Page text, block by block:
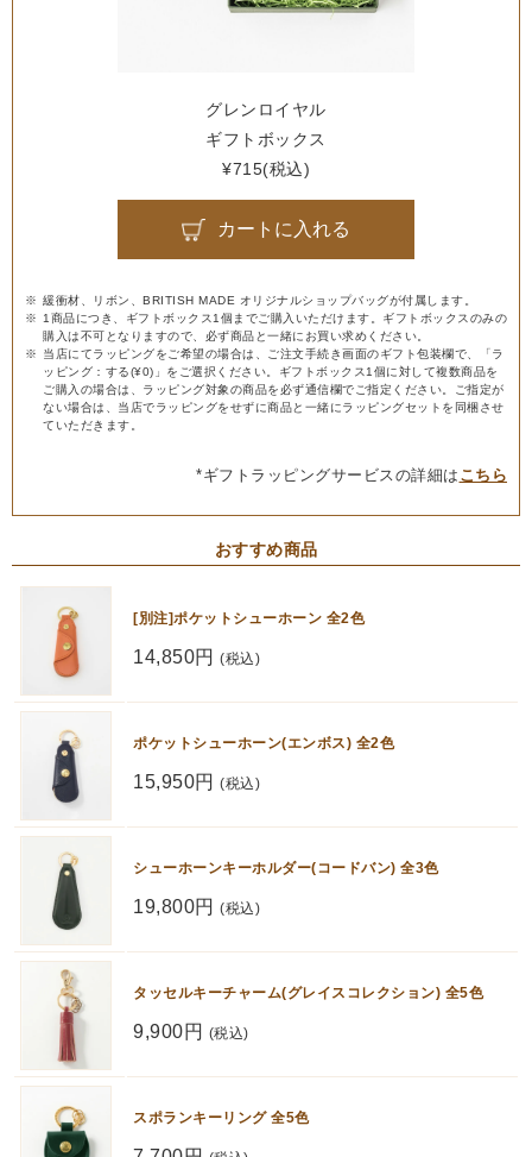
グレンロイヤル
ギフトボックス
¥715(税込)
カートに入れる
緩衝材、リボン、BRITISH MADE オリジナルショップバッグが付属します。
1商品につき、ギフトボックス1個までご購入いただけます。ギフトボックスのみの
購入は不可となりますので、必ず商品と一緒にお買い求めください。
当店にてラッピングをご希望の場合は、ご注文手続き画面のギフト包装欄で、「ラ
ッピング：する(¥0)」をご選択ください。ギフトボックス1個に対して複数商品を
ご購入の場合は、ラッピング対象の商品を必ず通信欄でご指定ください。ご指定が
ない場合は、当店でラッピングをせずに商品と一緒にラッピングセットを同梱させ
ていただきます。
*ギフトラッピングサービスの詳細は こちら
おすすめ商品
[別注]ポケットシューホーン 全2色
14,850円 (税込)
ポケットシューホーン(エンボス) 全2色
15,950円 (税込)
シューホーンキーホルダー(コードバン) 全3色
19,800円 (税込)
タッセルキーチャーム(グレイスコレクション) 全5色
9,900円 (税込)
スポランキーリング 全5色